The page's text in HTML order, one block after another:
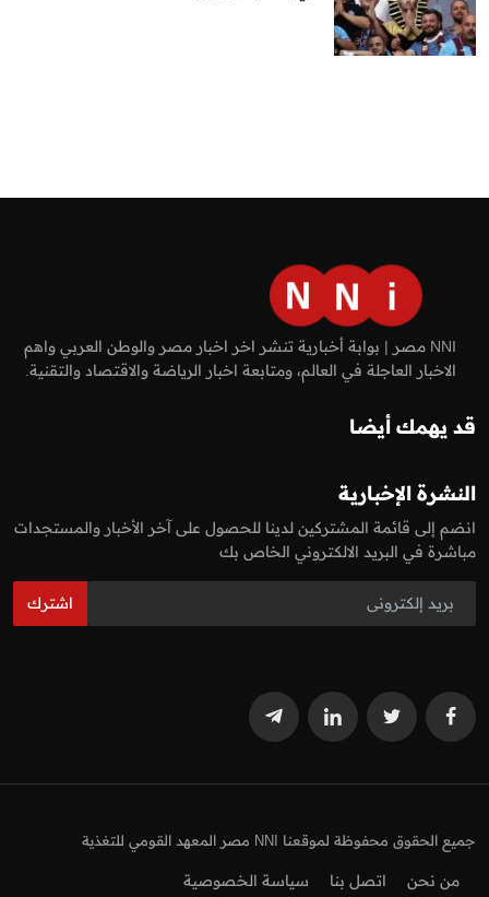
NNI مصر | بوابة أخبارية تنشر اخر اخبار مصر والوطن العربي واهم
الاخبار العاجلة في العالم، ومتابعة اخبار الرياضة والاقتصاد والتقنية.
قد يهمك أيضا
النشرة الإخبارية
انضم إلى قائمة المشتركين لدينا للحصول على آخر الأخبار والمستجدات
مباشرة في البريد الالكتروني الخاص بك
اشترك
جميع الحقوق محفوظة لموقعنا NNI مصر المعهد القومي للتغذية
من نحن اتصل بنا سياسة الخصوصية